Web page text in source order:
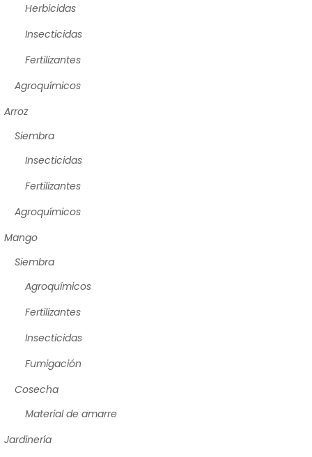
Herbicidas
Insecticidas
Fertilizantes
Agroquímicos
Arroz
Siembra
Insecticidas
Fertilizantes
Agroquímicos
Mango
Siembra
Agroquímicos
Fertilizantes
Insecticidas
Fumigación
Cosecha
Material de amarre
Jardinería